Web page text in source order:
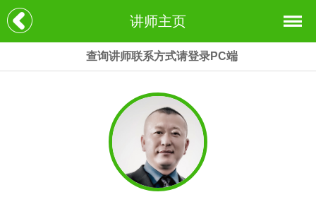
讲师主页
查询讲师联系方式请登录PC端